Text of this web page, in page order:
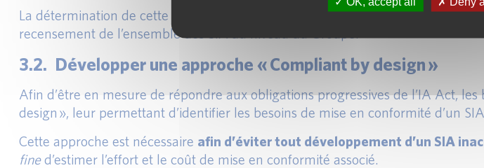
La détermination de cette classification de risque sur les SIA d’un
recensement de l’ensemble des SIA au niveau du Groupe.
3.2. Développer une approche « Compliant by design »
Afin d’être en mesure de répondre aux obligations progressives de l’IA Act,
design », leur permettant d’identifier les besoins de mise en conformité d’un
Cette approche est nécessaire afin d’éviter tout développement d’un SIA
fined’estimer l’effort et le coût de mise en conformité associé.